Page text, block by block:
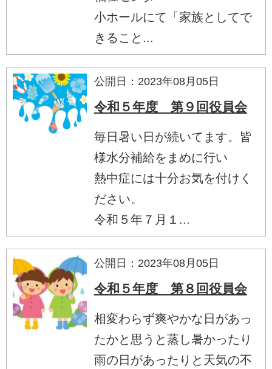
小ホールにて「家族としてで
きること...
公開日：2023年08月05日
令和５年度 第９回役員会
毎日暑い日が続いてます。皆
様水分補給をまめに行い
熱中症には十分お気を付けく
ださい。
令和５年７月１...
公開日：2023年08月05日
令和５年度 第８回役員会
相変わらず爽やかな日があっ
たかと思うと蒸し暑かったり
雨の日があったりと天気の不